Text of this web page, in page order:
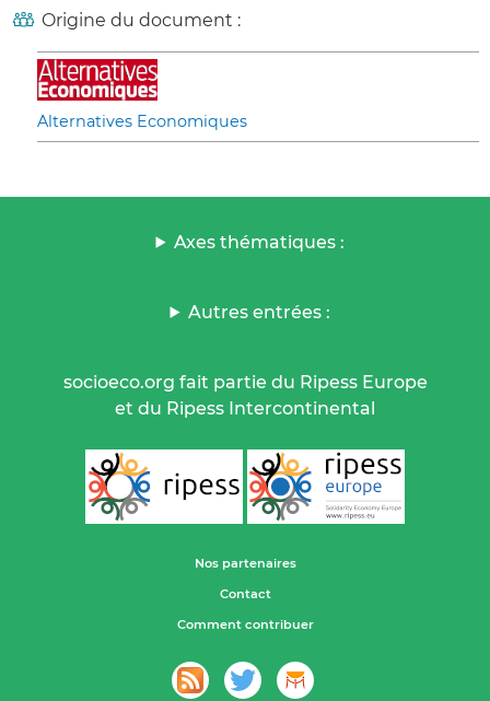
Origine du document :
Alternatives Economiques
Axes thématiques :
Autres entrées :
socioeco.org fait partie du Ripess Europe
et du Ripess Intercontinental
Nos partenaires
Contact
Comment contribuer